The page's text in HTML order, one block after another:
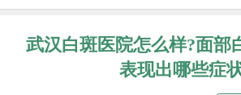
武汉白斑医院怎么样?面部
表现出哪些症